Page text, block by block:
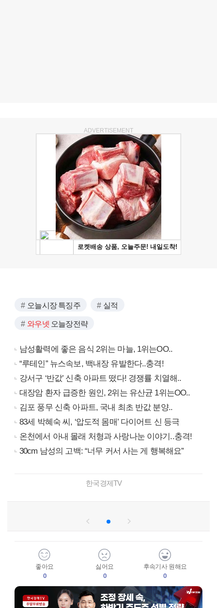
ADVERTISEMENT
오늘시장 특징주 실적
와우넷 오늘장전략
남성활력에 좋은 음식 2위는 마늘, 1위는OO..
“루테인” 뉴스속보, 백내장 유발한다..충격!
강서구 ‘반값’ 신축 아파트 떴다! 경쟁률 치열해..
대장암 환자 급증한 원인, 2위는 유산균 1위는OO..
김포 풍무 신축 아파트, 국내 최초 반값 분양..
83세 박혜숙 씨, ‘압도적 몸매’ 다이어트 신 등극
온천에서 아내 몰래 처형과 사랑나눈 이야기..충격!
30cm 남성의 고백: “너무 커서 사는 게 행복해요”
한국경제TV
좋아요
0
싫어요
0
후속기사 원해요
0